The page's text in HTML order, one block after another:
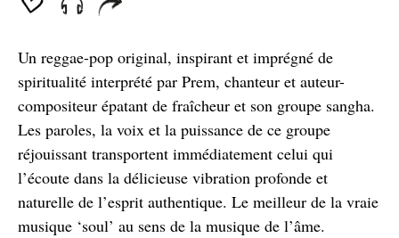
seconds
Un reggae-pop original, inspirant et imprégné de
spiritualité interprété par Prem, chanteur et auteur-
compositeur épatant de fraîcheur et son groupe sangha.
Les paroles, la voix et la puissance de ce groupe
réjouissant transportent immédiatement celui qui
l’écoute dans la délicieuse vibration profonde et
naturelle de l’esprit authentique. Le meilleur de la vraie
musique ‘soul’ au sens de la musique de l’âme.